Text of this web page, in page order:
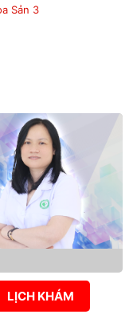
Sản 3
LỊCH KHÁM